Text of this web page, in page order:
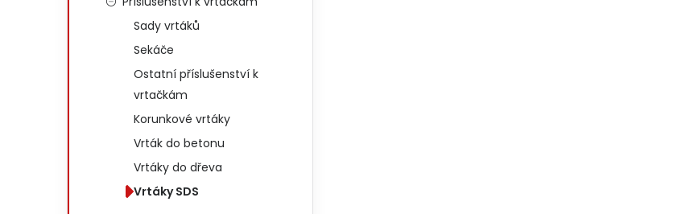
Sady vrtáků
Sekáče
Ostatní příslušenství k
vrtačkám
Korunkové vrtáky
Vrták do betonu
Vrtáky do dřeva
Vrtáky SDS